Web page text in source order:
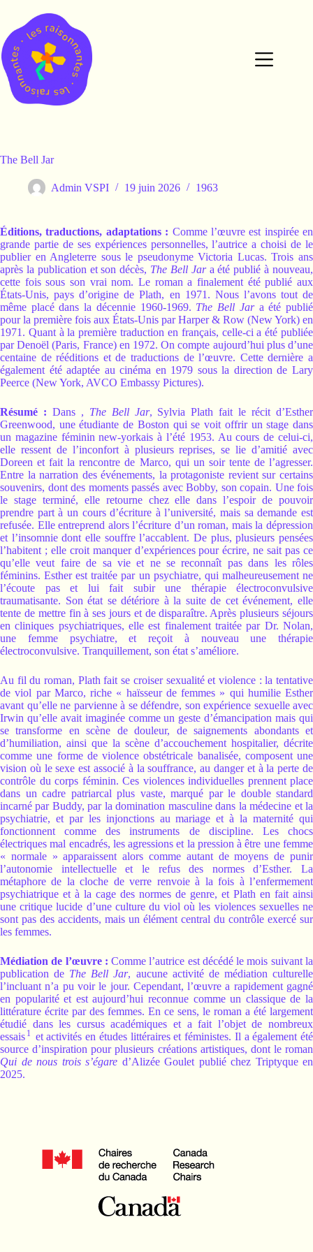
contenu
The Bell Jar
Admin VSPI 19 juin 2026 1963
Éditions, traductions, adaptations : Comme l’œuvre est inspirée en
grande partie de ses expériences personnelles, l’autrice a choisi de le
publier en Angleterre sous le pseudonyme Victoria Lucas. Trois ans
après la publication et son décès, The Bell Jara été publié à nouveau,
cette fois sous son vrai nom. Le roman a finalement été publié aux
États-Unis, pays d’origine de Plath, en 1971. Nous l’avons tout de
même placé dans la décennie 1960-1969. The Bell Jara été publié
pour la première fois aux États-Unis par Harper & Row (New York) en
1971. Quant à la première traduction en français, celle-ci a été publiée
par Denoël (Paris, France) en 1972. On compte aujourd’hui plus d’une
centaine de rééditions et de traductions de l’œuvre. Cette dernière a
également été adaptée au cinéma en 1979 sous la direction de Lary
Peerce (New York, AVCO Embassy Pictures).
Résumé : Dans , The Bell Jar, Sylvia Plath fait le récit d’Esther
Greenwood, une étudiante de Boston qui se voit offrir un stage dans
un magazine féminin new-yorkais à l’été 1953. Au cours de celui-ci,
elle ressent de l’inconfort à plusieurs reprises, se lie d’amitié avec
Doreen et fait la rencontre de Marco, qui un soir tente de l’agresser.
Entre la narration des événements, la protagoniste revient sur certains
souvenirs, dont des moments passés avec Bobby, son copain. Une fois
le stage terminé, elle retourne chez elle dans l’espoir de pouvoir
prendre part à un cours d’écriture à l’université, mais sa demande est
refusée. Elle entreprend alors l’écriture d’un roman, mais la dépression
et l’insomnie dont elle souffre l’accablent. De plus, plusieurs pensées
l’habitent ; elle croit manquer d’expériences pour écrire, ne sait pas ce
qu’elle veut faire de sa vie et ne se reconnaît pas dans les rôles
féminins. Esther est traitée par un psychiatre, qui malheureusement ne
l’écoute pas et lui fait subir une thérapie électroconvulsive
traumatisante. Son état se détériore à la suite de cet événement, elle
tente de mettre fin à ses jours et de disparaître. Après plusieurs séjours
en cliniques psychiatriques, elle est finalement traitée par Dr. Nolan,
une femme psychiatre, et reçoit à nouveau une thérapie
électroconvulsive. Tranquillement, son état s’améliore.
Au fil du roman, Plath fait se croiser sexualité et violence : la tentative
de viol par Marco, riche « haïsseur de femmes » qui humilie Esther
avant qu’elle ne parvienne à se défendre, son expérience sexuelle avec
Irwin qu’elle avait imaginée comme un geste d’émancipation mais qui
se transforme en scène de douleur, de saignements abondants et
d’humiliation, ainsi que la scène d’accouchement hospitalier, décrite
comme une forme de violence obstétricale banalisée, composent une
vision où le sexe est associé à la souffrance, au danger et à la perte de
contrôle du corps féminin. Ces violences individuelles prennent place
dans un cadre patriarcal plus vaste, marqué par le double standard
incarné par Buddy, par la domination masculine dans la médecine et la
psychiatrie, et par les injonctions au mariage et à la maternité qui
fonctionnent comme des instruments de discipline. Les chocs
électriques mal encadrés, les agressions et la pression à être une femme
« normale » apparaissent alors comme autant de moyens de punir
l’autonomie intellectuelle et le refus des normes d’Esther. La
métaphore de la cloche de verre renvoie à la fois à l’enfermement
psychiatrique et à la cage des normes de genre, et Plath en fait ainsi
une critique lucide d’une culture du viol où les violences sexuelles ne
sont pas des accidents, mais un élément central du contrôle exercé sur
les femmes.
Médiation de l’œuvre :Comme l’autrice est décédé le mois suivant la
publication de The Bell Jar, aucune activité de médiation culturelle
l’incluant n’a pu voir le jour. Cependant, l’œuvre a rapidement gagné
en popularité et est aujourd’hui reconnue comme un classique de la
littérature écrite par des femmes. En ce sens, le roman a été largement
étudié dans les cursus académiques et a fait l’objet de nombreux
essais 1 et activités en études littéraires et féministes. Il a également été
source d’inspiration pour plusieurs créations artistiques, dont le roman
Qui de nous trois s’égare d’Alizée Goulet publié chez Triptyque en
2025.